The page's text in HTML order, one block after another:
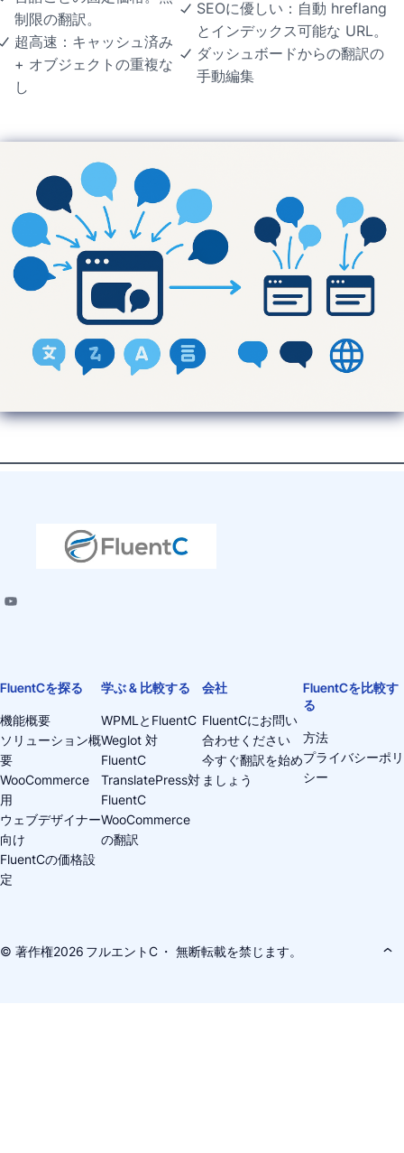
制限の翻訳。
超高速：キャッシュ済み
+ オブジェクトの重複な
し
SEOに優しい：自動 hreflang
とインデックス可能な URL。
ダッシュボードからの翻訳の
手動編集
FluentCを探る
機能概要
ソリューション概
要
WooCommerce
用
ウェブデザイナー
向け
FluentCの価格設
定
学ぶ & 比較する
WPMLとFluentC
Weglot 対
FluentC
TranslatePress対
FluentC
WooCommerce
の翻訳
会社
FluentCにお問い
合わせください
今すぐ翻訳を始め
ましょう
FluentCを比較す
る
方法
プライバシーポリ
シー
© 著作権2026 フルエントC ・ 無断転載を禁じます。